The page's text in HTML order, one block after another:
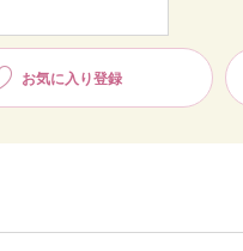
お気に入り登録